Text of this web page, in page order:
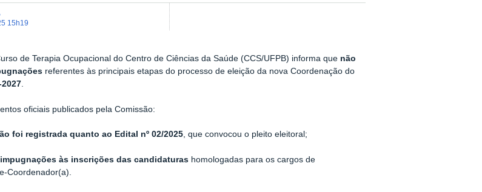
15h19
de Terapia Ocupacional do Centro de Ciências da Saúde (CCS/UFPB) informa que não
referentes às principais etapas do processo de eleição da nova Coordenação do
2027
oficiais publicados pela Comissão:
foi registrada quanto ao Edital nº 02/2025, que convocou o pleito eleitoral;
às inscrições das candidaturas homologadas para os cargos de
Coordenador(a).